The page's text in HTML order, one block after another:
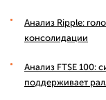
Анализ Ripple:
консолидации
Анализ FTSE 100:
поддерживает